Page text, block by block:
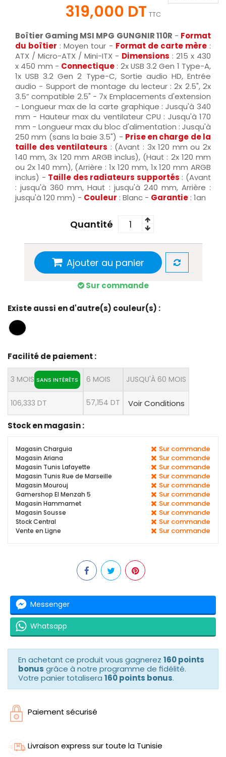
319,000 DT TTC
Boîtier Gaming MSI MPG GUNGNIR 110R - Format
du boîtier : Moyen tour - Format de carte mère:
ATX / Micro-ATX / Mini-ITX - Dimensions : 215 x 430
x 450 mm - Connectique : 2x USB 3.2 Gen 1 Type-A,
1x USB 3.2 Gen 2 Type-C, Sortie audio HD, Entrée
audio - Support de montage du lecteur : 2x 2.5", 2x
3.5” compatible 2.5" - 7x Emplacements d'extension
- Longueur max de la carte graphique : Jusqu'à 340
mm - Hauteur max du ventilateur CPU : Jusqu'à 170
mm - Longueur max du bloc d'alimentation : Jusqu'à
250 mm (sans la baie 3.5") - Prise en charge de la
taille des ventilateurs : (Avant : 3x 120 mm ou 2x
140 mm, 3x 120 mm ARGB inclus), (Haut : 2x 120 mm
ou 2x 140 mm), (Arrière : 1x 120 mm, 1x 120 mm ARGB
inclus) - Taille des radiateurs supportés : (Avant
: jusqu'à 360 mm, Haut : jusqu'à 240 mm, Arrière :
jusqu'à 120 mm) - Couleur : Blanc - Garantie : 1an
Quantité
Ajouter au panier
Sur commande
Existe aussi en d'autre(s) couleur(s) :
Facilité de paiement :
3 MOIS SANS INTÉRÊTS
106,333 DT
6 MOIS
57,154 DT
JUSQU'À 60 MOIS
Voir Conditions
Stock en magasin :
Magasin Charguia Sur commande
Magasin Ariana Sur commande
Magasin Tunis Lafayette Sur commande
Magasin Tunis Rue de Marseille Sur commande
Magasin Mourouj Sur commande
Gamershop El Menzah 5 Sur commande
Magasin Hammamet Sur commande
Magasin Sousse Sur commande
Stock Central Sur commande
Vente en Ligne Sur commande
Messenger
Whatsapp
En achetant ce produit vous gagnerez 160 points
bonus grâce à notre programme de fidélité.
Votre panier totalisera 160 points bonus.
Paiement sécurisé
Livraison express sur toute la Tunisie